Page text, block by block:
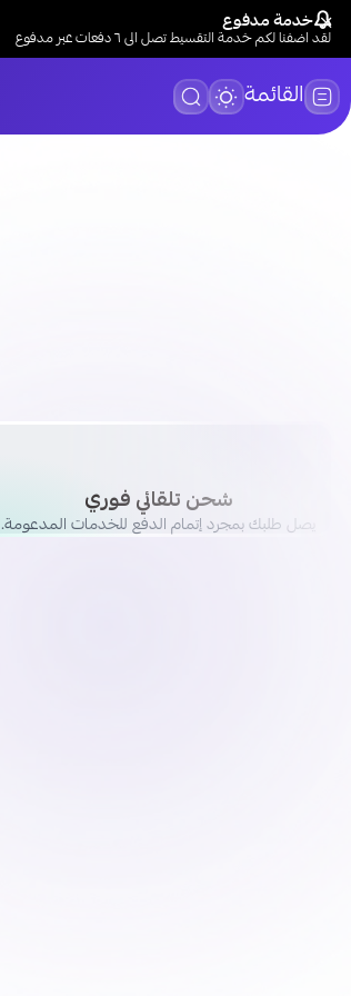
خدمة مدفوع
لقد اضفنا لكم خدمة التقسيط تصل الى ٦ دفعات عبر مدفوع
القائمة
شحن تلقائي فوري
يصل طلبك بمجرد إتمام الدفع للخدمات المدعومة.